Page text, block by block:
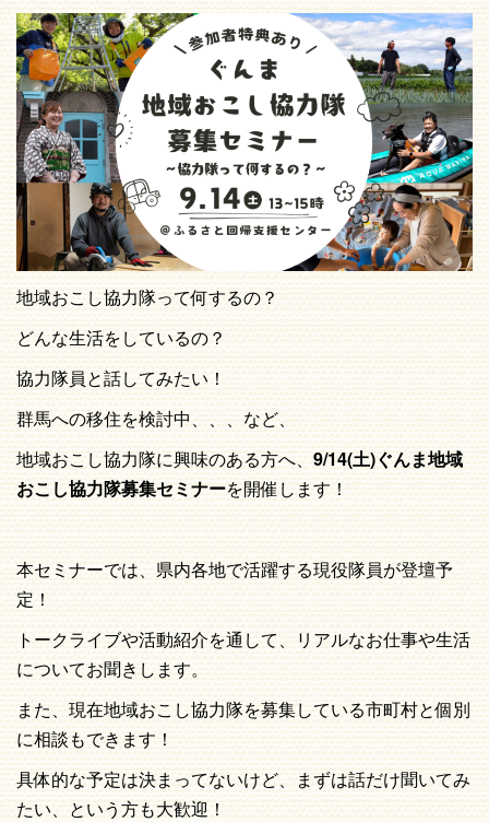
地域おこし協力隊って何するの？
どんな生活をしているの？
協力隊員と話してみたい！
群馬への移住を検討中、、、など、
地域おこし協力隊に興味のある方へ、9/14(土)ぐんま地域
おこし協力隊募集セミナーを開催します！
本セミナーでは、県内各地で活躍する現役隊員が登壇予
定！
トークライブや活動紹介を通して、リアルなお仕事や生活
についてお聞きします。
また、現在地域おこし協力隊を募集している市町村と個別
に相談もできます！
具体的な予定は決まってないけど、まずは話だけ聞いてみ
たい、という方も大歓迎！